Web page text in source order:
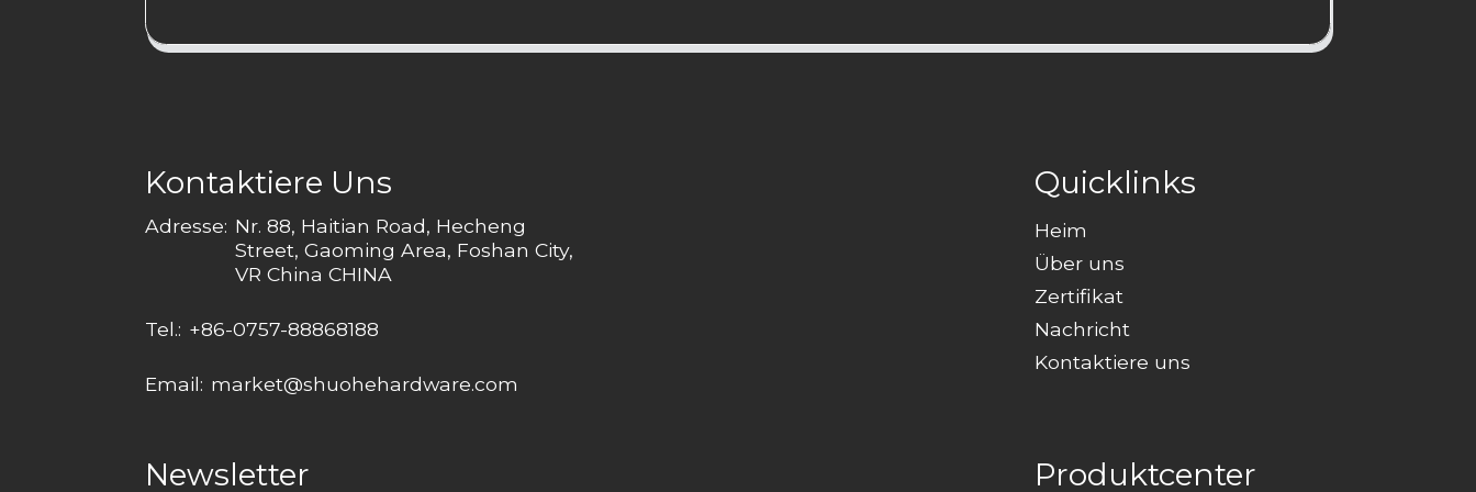
Kontaktiere Uns
Adresse: Nr. 88, Haitian Road, Hecheng
Street, Gaoming Area, Foshan City,
VR China CHINA
Tel.: +86-0757-88868188
Email: market@shuohehardware.com
Quicklinks
Heim
Über uns
Zertifikat
Nachricht
Kontaktiere uns
Newsletter Produktcenter